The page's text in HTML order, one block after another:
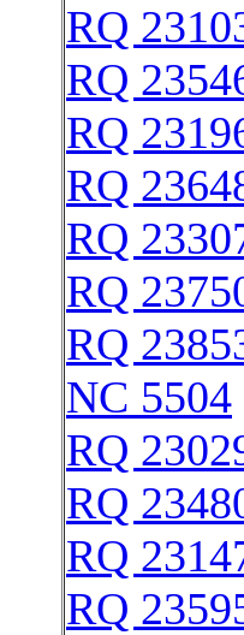
RQ
RQ
RQ
RQ
RQ
RQ
RQ
NC 5504
RQ
RQ
RQ
RQ